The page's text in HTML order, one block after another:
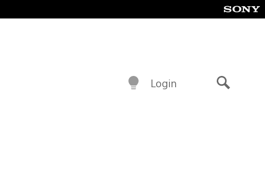
Login